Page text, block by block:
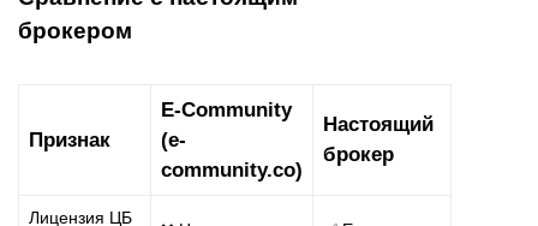
брокером
Признак
E-Community
(e-
community.co)
Настоящий
брокер
Лицензия ЦБ